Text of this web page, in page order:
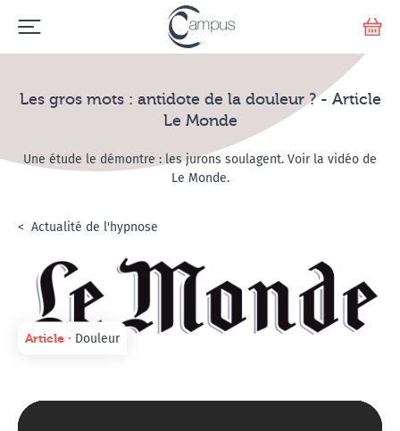
Les gros mots : antidote de la douleur ? - Article
Le Monde
Une étude le démontre : les jurons soulagent. Voir la vidéo de
Le Monde.
Accueil
L'hypnose
Actualité de l'hypnose
Article ∙ Douleur